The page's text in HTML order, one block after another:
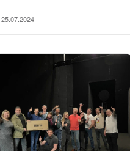
25.07.2024